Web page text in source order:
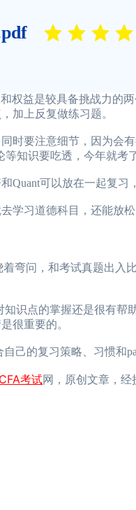
益是较具备挑战力的两
加上反复做练习题。
要注意细节，因为会有
等知识要吃透，今年就考
可以放在一起复习
习道德科目，还能放
问，和考试真题出入
识点的掌握还是很有帮
很重要的。
的复习策略、习惯和
CFA考试网，原创文章，